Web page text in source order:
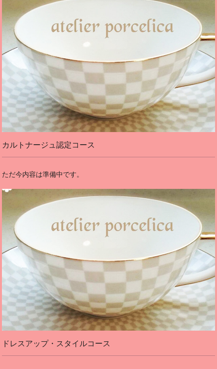
カルトナージュ認定コース
ただ今内容は準備中です。
ドレスアップ・スタイルコース